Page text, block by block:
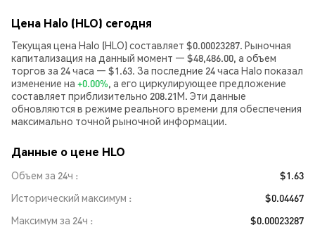
Цена Halo (HLO) сегодня
Текущая цена Halo (HLO) составляет $0.00023287. Рыночная
капитализация на данный момент — $48,486.00, а объем
торгов за 24 часа — $1.63. За последние 24 часа Halo показал
изменение на +0.00%, а его циркулирующее предложение
составляет приблизительно 208.21M. Эти данные
обновляются в режиме реального времени для обеспечения
максимально точной рыночной информации.
Данные о цене HLO
Объем за 24ч
$1.63
Исторический максимум
$0.04467
Максимум за 24ч
$0.00023287